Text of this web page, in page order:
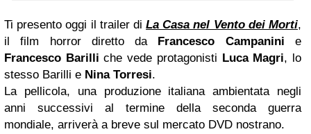
Ti presento oggi il trailer diLa Casa nel Vento dei Morti,
il film horror diretto da
Francesco Campanini e
Francesco Barilli che vede protagonisti Luca Magri, lo
stesso Barilli e Nina Torresi.
La pellicola, una produzione italiana ambientata negli
anni successivi al termine della seconda guerra
mondiale, arriverà a breve sul mercato DVD nostrano.